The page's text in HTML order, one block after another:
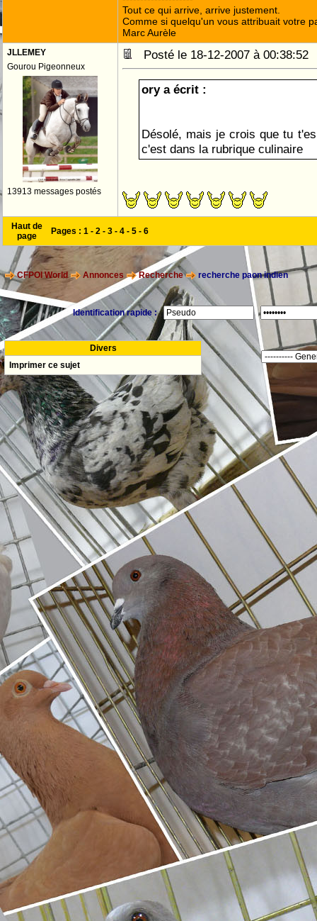
Tout ce qui arrive, arrive justement.
Comme si quelqu'un vous attribuait votre
Marc Aurèle
JLLEMEY
Gourou Pigeonneux
13913 messages postés
Posté le 18-12-2007 à
ory a écrit :
Désolé, mais je crois que tu
c'est dans la rubrique culinaire
Haut de
page
Pages : 1 - 2 - 3 - 4 - 5 - 6
CFPOI World Annonces Recherche recherche paon indien
Identification rapide :
Divers
Imprimer ce sujet